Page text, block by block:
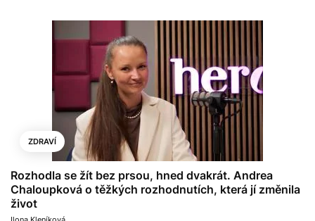
ZDRAVÍ
Rozhodla se žít bez prsou, hned dvakrát. Andrea
Chaloupková o těžkých rozhodnutích, která jí změnila
život